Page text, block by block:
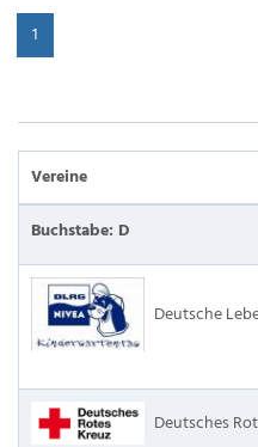
1
Vereine
Buchstabe: D
Deutsche
Deutsches